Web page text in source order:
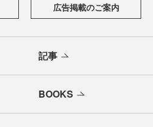
広告掲載のご案内
記事
BOOKS